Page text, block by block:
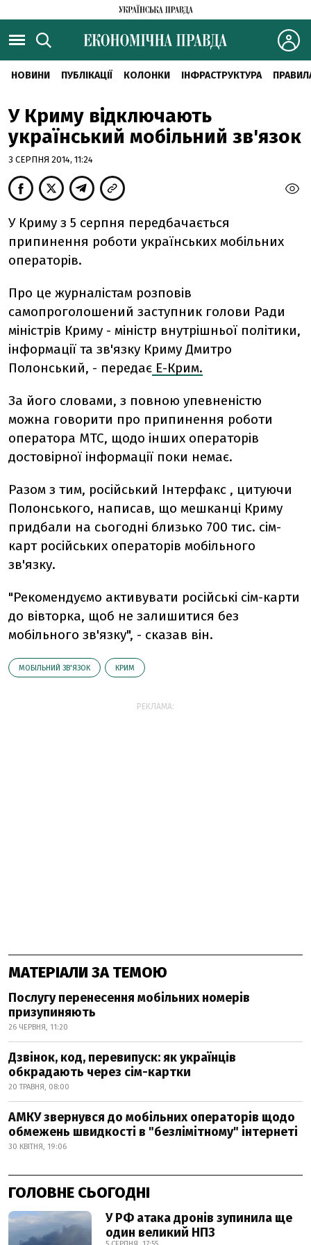
НОВИНИ ПУБЛІКАЦІЇ КОЛОНКИ ІНФРАСТРУКТУРА
У Криму відключають
український мобільний зв'язок
3 СЕРПНЯ 2014, 11:24
У Криму з 5 серпня передбачається
припинення роботи українських мобільних
операторів.
Про це журналістам розповів
самопроголошений заступник голови Ради
міністрів Криму - міністр внутрішньої політики,
інформації та зв'язку Криму Дмитро
Полонський, - передає Е-Крим.
За його словами, з повною упевненістю
можна говорити про припинення роботи
оператора МТС, щодо інших операторів
достовірної інформації поки немає.
Разом з тим, російський Інтерфакс , цитуючи
Полонського, написав, що мешканці Криму
придбали на сьогодні близько 700 тис. сім-
карт російських операторів мобільного
зв'язку.
"Рекомендуємо активувати російські сім-карти
до вівторка, щоб не залишитися без
мобільного зв'язку", - сказав він.
МОБІЛЬНИЙ ЗВ'ЯЗОК КРИМ
РЕКЛАМА:
МАТЕРІАЛИ ЗА ТЕМОЮ
Послугу перенесення мобільних номерів
призупиняють
26 ЧЕРВНЯ, 11:20
Дзвінок, код, перевипуск: як українців
обкрадають через сім-картки
20 ТРАВНЯ, 08:00
АМКУ звернувся до мобільних операторів щодо
обмежень швидкості в "безлімітному" інтернеті
30 КВІТНЯ, 19:06
ГОЛОВНЕ СЬОГОДНІ
У РФ атака дронів зупинила ще
один великий НПЗ